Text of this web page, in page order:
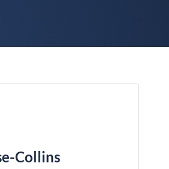
Collins